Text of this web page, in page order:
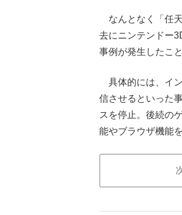
なんとなく「任
去にニンテンドー
事例が発生したこ
具体的には、イ
信させるといった
スを停止。後続の
能やブラウザ機能